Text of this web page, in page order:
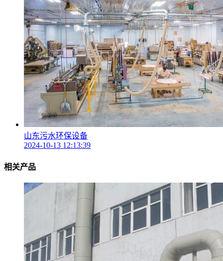
山东污水环保设备
2024-10-13 12:13:39
相关产品